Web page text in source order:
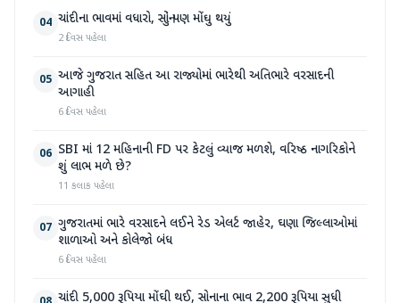
04 ચાંદીના ભાવમાં વધારો, સોનું પણ મોંઘુ થયું
2 દિવસ પહેલા
05 આજે ગુજરાત સહિત આ રાજ્યોમાં ભારેથી અતિભારે વરસાદની
આગાહી
6 દિવસ પહેલા
06 SBI માં 12 મહિનાની FD પર કેટલું વ્યાજ મળશે, વરિષ્ઠ નાગરિકોને
શું લાભ મળે છે?
11 કલાક પહેલા
07 ગુજરાતમાં ભારે વરસાદને લઈને રેડ એલર્ટ જાહેર, ઘણા જિલ્લાઓમાં
શાળાઓ અને કોલેજો બંધ
6 દિવસ પહેલા
ચાંદી 5,000 રૂપિયા મોંઘી થઈ, સોનાના ભાવ 2,200 રૂપિયા સુધી